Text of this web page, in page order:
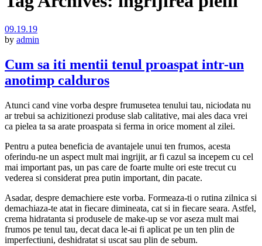
09.19.19
by admin
Cum sa iti mentii tenul proaspat intr-un
anotimp calduros
Atunci cand vine vorba despre frumusetea tenului tau, niciodata nu
ar trebui sa achizitionezi produse slab calitative, mai ales daca vrei
ca pielea ta sa arate proaspata si ferma in orice moment al zilei.
Pentru a putea beneficia de avantajele unui ten frumos, acesta
oferindu-ne un aspect mult mai ingrijit, ar fi cazul sa incepem cu cel
mai important pas, un pas care de foarte multe ori este trecut cu
vederea si considerat prea putin important, din pacate.
Asadar, despre demachiere este vorba. Formeaza-ti o rutina zilnica si
demachiaza-te atat in fiecare dimineata, cat si in fiecare seara. Astfel,
crema hidratanta si produsele de make-up se vor aseza mult mai
frumos pe tenul tau, decat daca le-ai fi aplicat pe un ten plin de
imperfectiuni, deshidratat si uscat sau plin de sebum.